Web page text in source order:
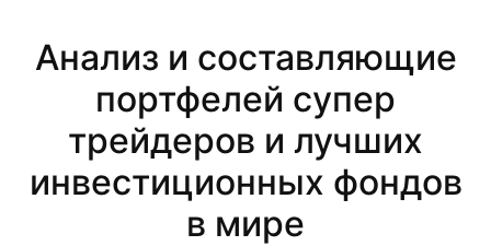
Анализ и составляющие
портфелей супер
трейдеров и лучших
инвестиционных фондов
в мире